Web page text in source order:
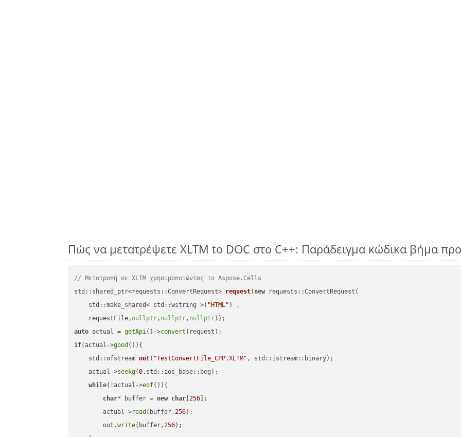
Πώς να μετατρέψετε XLTM to DOC στο C++: Παράδειγμα κώδικα βήμα
// Μετατροπή σε XLTM χρησιμοποιώντας το Aspose.Cells
std::shared_ptr<requests::ConvertRequest> request( new requests::ConvertRequest(
    std::make_shared< std::wstring >(
"HTML" ) ,
    requestFile,
nullptr, nullptr, nullptr))
auto actual = getApi()->convert
if(actual->good ()){
std::ofstream out( "TestConvertFile_CPP.XLTM" , std::istream::binary) ;
    actual->
seekg(0,std::ios_base::beg);
while(!actual->eof()){
char* buffer = new char [256 ];
        actual->
read (buffer,256);
        out.
write(buffer,256);